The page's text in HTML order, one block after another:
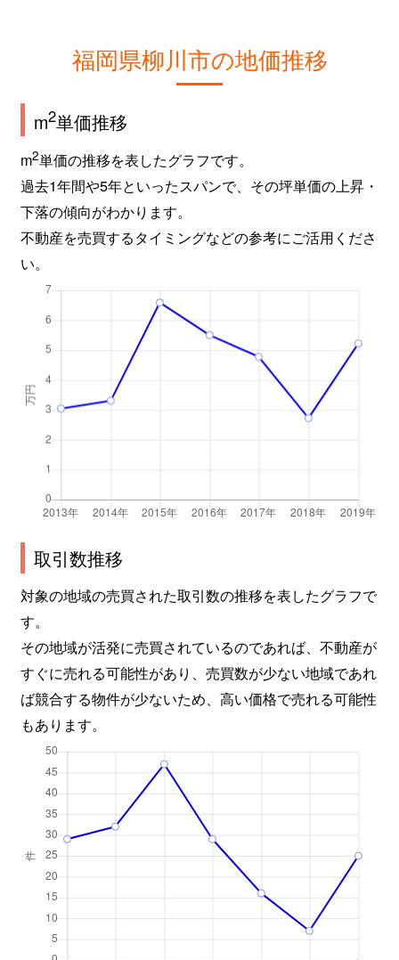
福岡県柳川市の地価推移
m2単価推移
m2単価の推移を表したグラフです。
過去1年間や5年といったスパンで、その坪単価の上昇・
下落の傾向がわかります。
不動産を売買するタイミングなどの参考にご活用くださ
い。
取引数推移
対象の地域の売買された取引数の推移を表したグラフで
す。
その地域が活発に売買されているのであれば、不動産が
すぐに売れる可能性があり、売買数が少ない地域であれ
ば競合する物件が少ないため、高い価格で売れる可能性
もあります。